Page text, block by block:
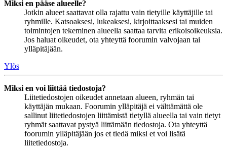
Miksi en pääse alueelle?
Jotkin alueet saattavat olla rajattu vain tietyille käyttäjille tai
ryhmille. Katsoaksesi, lukeaksesi, kirjoittaaksesi tai muiden
toimintojen tekeminen alueella saattaa tarvita erikoisoikeuksia.
Jos haluat oikeudet, ota yhteyttä foorumin valvojaan tai
ylläpitäjään.
Ylös
Miksi en voi liittää tiedostoja?
Liitetiedostojen oikeudet annetaan alueen, ryhmän tai
käyttäjän mukaan. Foorumin ylläpitäjä ei välttämättä ole
sallinut liitetiedostojen liittämistä tietyllä alueella tai vain tietyt
ryhmät saattavat pystyä liittämään tiedostoja. Ota yhteyttä
foorumin ylläpitäjään jos et tiedä miksi et voi lisätä
liitetiedostoja.